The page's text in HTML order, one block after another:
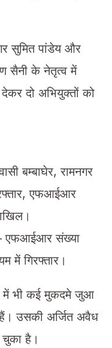
सुमित पांडेय और
सैनी के नेतृत्व में
दो अभियुक्तों को
बम्बाघेर, रामनगर
एफआईआर
एफआईआर संख्या
में गिरफ्तार।
में भी कई मुकदमे जुआ
उसकी अर्जित अवैध
चुका है।